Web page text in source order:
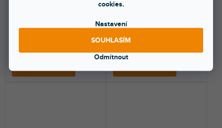
cookies.
Nastavení
Odmítnout
SOUHLASÍM
949 Kč
Profile Mini...